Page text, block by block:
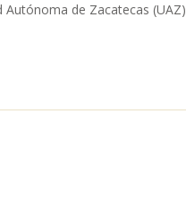
Autónoma de Zacatecas (UAZ)